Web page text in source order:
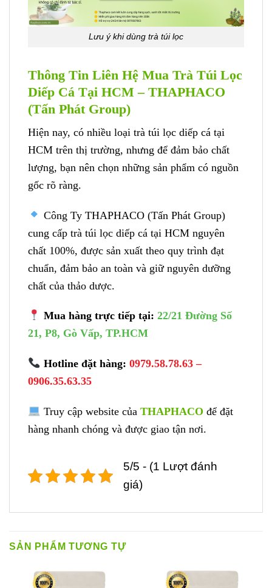
Lưu ý khi dùng trà túi lọc
Thông Tin Liên Hệ Mua Trà Túi Lọc
Diếp Cá Tại HCM – THAPHACO
(Tấn Phát Group)
Hiện nay, có nhiều loại trà túi lọc diếp cá tại
HCM trên thị trường, nhưng để đảm bảo chất
lượng, bạn nên chọn những sản phẩm có nguồn
gốc rõ ràng.
Công Ty THAPHACO (Tấn Phát Group)
cung cấp trà túi lọc diếp cá tại HCM nguyên
chất 100%, được sản xuất theo quy trình đạt
chuẩn, đảm bảo an toàn và giữ nguyên dưỡng
chất của thảo dược.
Mua hàng trực tiếp tại: 22/21 Đường Số
21, P8, Gò Vấp, TP.HCM
Hotline đặt hàng: 0979.58.78.63 –
0906.35.63.35
Truy cập website của THAPHACO để đặt
hàng nhanh chóng và được giao tận nơi.
5/5 - (1 Lượt đánh
giá)
SẢN PHẨM TƯƠNG TỰ